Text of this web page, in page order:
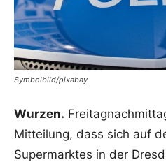
Symbolbild/pixabay
Wurzen.
Mitteilung, dass sich auf
Supermarktes in der